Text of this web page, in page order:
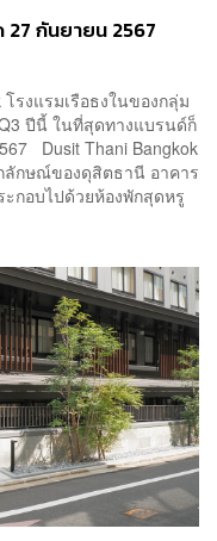
กันยายน 2567
รงแรมเรือธงในของกลุ่ม
ปีนี้ ในที่สุดทางแบรนด์ก็
Dusit Thani Bangkok
ลักษณ์ของดุสิตธานี อาคาร
กอบไปด้วยห้องพักสุดหรู